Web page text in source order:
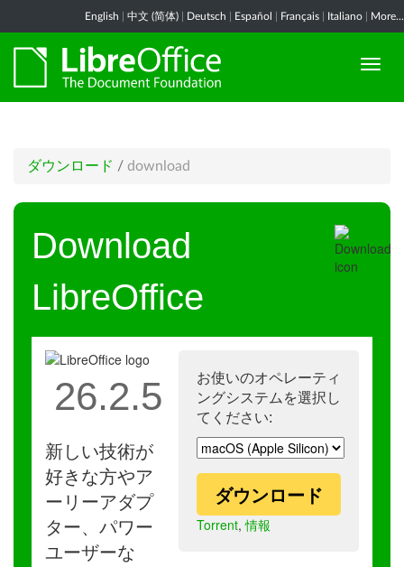
English 中文 (简体) Deutsch Español Français Italiano More...
ダウンロード / download
Download
LibreOffice
お使いのオペレーティ
ングシステムを選択し
てください:
ダウンロード
Torrent,情報
26.2.5
新しい技術が
好きな方やア
ーリーアダプ
ター、パワー
ユーザーな